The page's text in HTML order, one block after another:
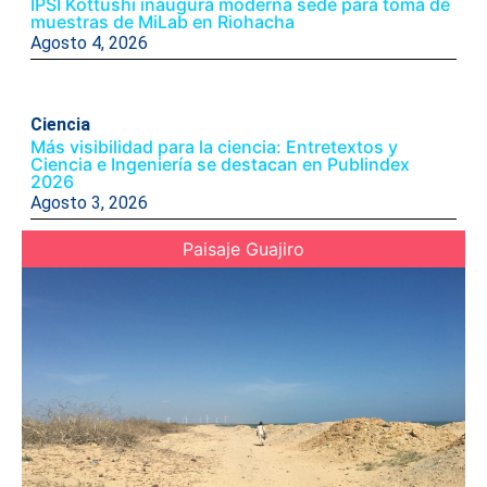
IPSI Kottushi inaugura moderna sede para toma de
muestras de MiLab en Riohacha
Agosto 4, 2026
Ciencia
Más visibilidad para la ciencia: Entretextos y
Ciencia e Ingeniería se destacan en Publindex
2026
Agosto 3, 2026
Paisaje Guajiro